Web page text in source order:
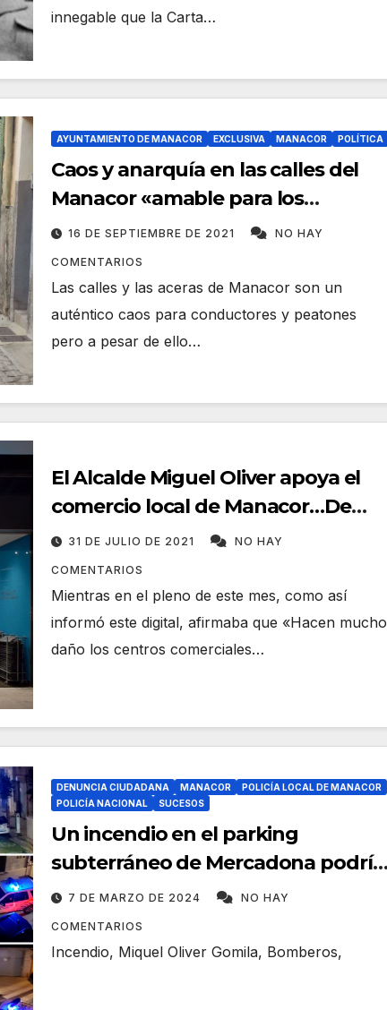
innegable que la Carta…
AYUNTAMIENTO DE MANACOR EXCLUSIVA MANACOR POLÍTICA
Caos y anarquía en las calles del
Manacor «amable para los
peatones» del alcalde Miguel
Oliver
16 DE SEPTIEMBRE DE 2021 NO HAY
COMENTARIOS
Las calles y las aceras de Manacor son un
auténtico caos para conductores y peatones
pero a pesar de ello…
El Alcalde Miguel Oliver apoya el
comercio local de Manacor…De
compras en el Fan de Palma
31 DE JULIO DE 2021 NO HAY
COMENTARIOS
Mientras en el pleno de este mes, como así
informó este digital, afirmaba que «Hacen mucho
daño los centros comerciales…
DENUNCIA CIUDADANA MANACOR
POLICÍA LOCAL DE MANACOR
POLICÍA NACIONAL
SUCESOS
Un incendio en el parking
subterráneo de Mercadona podría
haber ocasionado una desgracia
7 DE MARZO DE 2024 NO HAY
COMENTARIOS
Incendio, Miquel Oliver Gomila, Bomberos,